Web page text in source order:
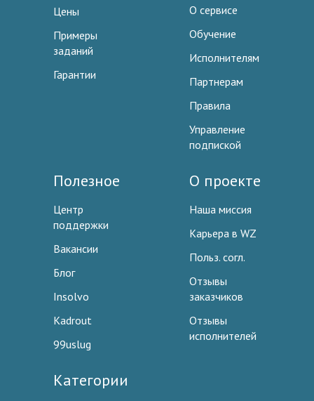
Цены
Примеры
заданий
Гарантии
О сервисе
Обучение
Исполнителям
Партнерам
Правила
Управление
подпиской
Полезное
Центр
поддержки
Вакансии
Блог
Insolvo
Kadrout
99uslug
О проекте
Наша миссия
Карьера в WZ
Польз. согл.
Отзывы
заказчиков
Отзывы
исполнителей
Категории